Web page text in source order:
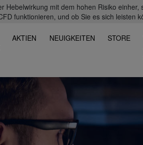
mit dem hohen Risiko
funktionieren, und ob Sie es sich leisten
AKTIEN NEUIGKEITEN STORE